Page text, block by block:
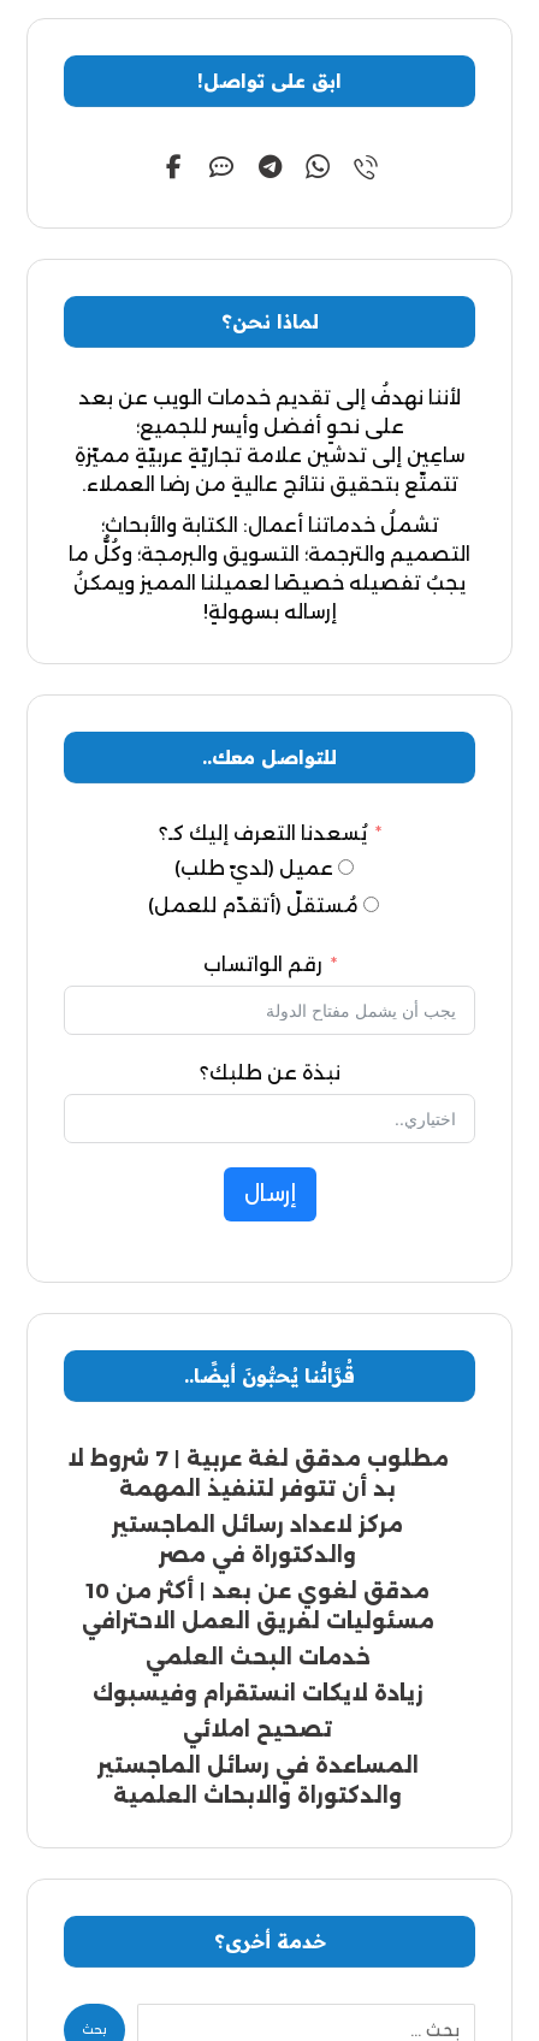
ابق على تواصل!
لماذا نحن؟
لأننا نهدفُ إلى تقديم خدمات الويب عن بعد
على نحوٍ أفضل وأيسر للجميع؛
ساعِين إلى تدشين علامة تجاريّةٍ عربيّةٍ مميّزةِ
تتمتّع بتحقيق نتائج عاليةٍ من رضا العملاء.
تشملُ خدماتنا أعمال: الكتابة والأبحاث؛
التصميم والترجمة؛ التسويق والبرمجة؛ وكُلُّ ما
يجبُ تفصيله خصيصًا لعميلنا المميز ويمكنُ
إرساله بسهولةٍ!
للتواصل معك..
يُسعدنا التعرف إليك كـ؟
عميل (لديّ طلب)
مُستقلّ (أتقدّم للعمل)
رقم الواتساب
نبذة عن طلبك؟
إرسال
قُرَّائُنا يُحبُّونَ أيضًا..
مطلوب مدقق لغة عربية | 7 شروط لا
بد أن تتوفر لتنفيذ المهمة
مركز لاعداد رسائل الماجستير
والدكتوراة في مصر
مدقق لغوي عن بعد | أكثر من 10
مسئوليات لفريق العمل الاحترافي
خدمات البحث العلمي
زيادة لايكات انستقرام وفيسبوك
تصحيح املائي
المساعدة في رسائل الماجستير
والدكتوراة والابحاث العلمية
خدمة أخرى؟